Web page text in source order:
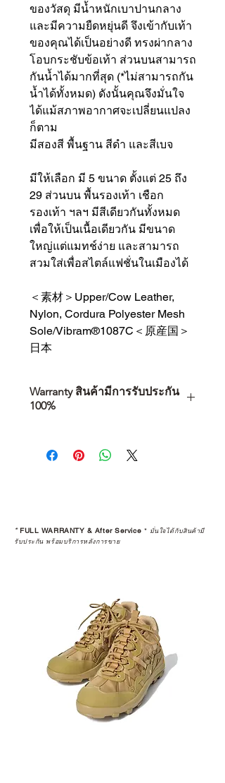
ของวัสดุ มีน้ำหนักเบาปานกลาง
และมีความยืดหยุ่นดี จึงเข้ากับเท้า
ของคุณได้เป็นอย่างดี ทรงผ่ากลาง
โอบกระชับข้อเท้า ส่วนบนสามารถ
กันน้ำได้มากที่สุด (*ไม่สามารถกัน
น้ำได้ทั้งหมด) ดังนั้นคุณจึงมั่นใจ
ได้แม้สภาพอากาศจะเปลี่ยนแปลง
ก็ตาม
มีสองสี พื้นฐาน สีดำ และสีเบจ
มีให้เลือก มี 5 ขนาด ตั้งแต่ 25 ถึง
29 ส่วนบน พื้นรองเท้า เชือก
รองเท้า ฯลฯ มีสีเดียวกันทั้งหมด
เพื่อให้เป็นเนื้อเดียวกัน มีขนาด
ใหญ่แต่แมทช์ง่าย และสามารถ
สวมใส่เพื่อสไตล์แฟชั่นในเมืองได้
＜素材＞Upper/Cow Leather,
Nylon, Cordura Polyester Mesh
Sole/Vibram®1087C＜原産国＞
日本
Warranty สินค้ามีการรับประกัน
100%
คุณตัดสินใจซื้อ แต่รวมไปถึง
“ประสบการณ์หลังการใช้งาน” ใน
STUDIO และร้านตัวแทนจำหน่ายที่
ได้รับการแต่งตั้งอย่างเป็นทางการ จะ
เป็นการให้คำแนะนำ การดูแลสินค้า
หรือการแก้ไขปัญหาที่อาจเกิดขึ้นใน
ก่อนตัดสินใจซื้อสินค้า เราอยาก
แนะนำให้คุณสอบถามทุกครั้งว่า ร้าน
ค้าที่คุณกำลังเลือกซื้อนั้น มีการรับ
ประกันสินค้าจากตัวแทนจำหน่าย
อย่างเป็นทางการหรือไม่ เพื่อให้คุณ
*FULL WARRANTY & After Service * มั่นใจได้กับสินค้ามี
รับประกัน พร้อมบริการหลังการขาย